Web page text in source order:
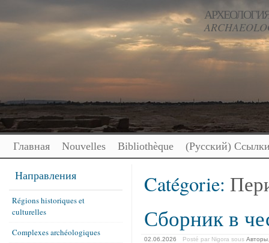
Главная Nouvelles Bibliothèque (Русский)
Catégorie:
Сборник в
02.06.2026 Posté par Nigora sous Авторы
Направления
Régions historiques et
culturelles
Complexes archéologiques